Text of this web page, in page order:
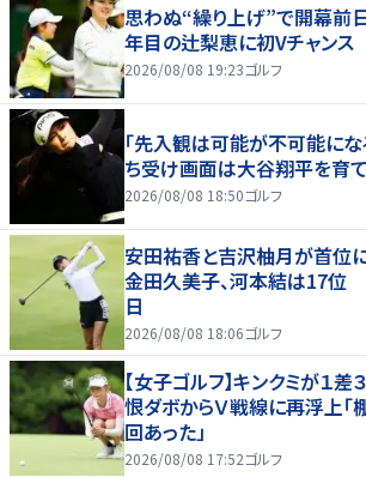
思わぬ“繰り上げ”で開幕前
年目の辻梨恵に初Vチャンス
2026/08/08 19:23ゴルフ
「先入観は可能が不可能に
ち受け画面は大谷翔平を育
2026/08/08 18:50ゴルフ
安田祐香と吉沢柚月が首位
金田久美子、河本結は17位
日
2026/08/08 18:06ゴルフ
【女子ゴルフ】キンクミが１
恨ダボからＶ戦線に再浮上「
回あった」
2026/08/08 17:52ゴルフ